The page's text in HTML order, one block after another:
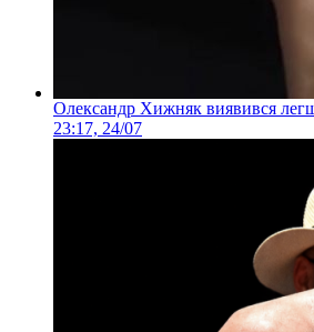
Олександр Хижняк виявився
23:17, 24/07